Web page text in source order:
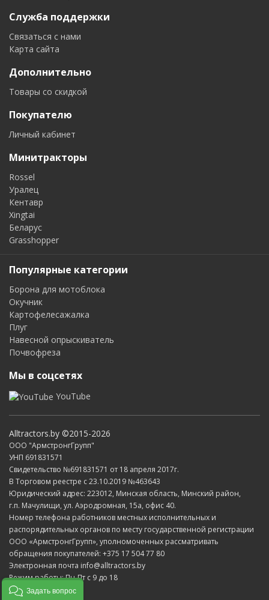
Служба поддержки
Связаться с нами
Карта сайта
Дополнительно
Товары со скидкой
Покупателю
Личный кабинет
Минитракторы
Rossel
Уралец
Кентавр
Xingtai
Беларус
Grasshopper
Популярные категории
Борона для мотоблока
Окучник
Картофелесажалка
Плуг
Навесной опрыскиватель
Почвофреза
Мы в соцсетях
YouTube
Alltractors.by ©2015-2026
ООО "АрмстронгГрупп"
УНП 691831571
Свидетельство №691831571 от 18 апреля 2017г.
В Торговом реестре с 23.10.2019 №463643
Юридический адрес: 223012, Минская область, Минский район,
г.п. Мачулищи, ул. Аэродромная, 15а, офис 40.
Номер телефона работников местных исполнительных и
распорядительных органов по месту государственной регистрации
ООО «АрмстронгГрупп», уполномоченных рассматривать
обращения покупателей: +375 17 504 77 80
Электронная почта info@alltractors.by
Режим работы: Пн-Пт с 9 до 18
Задать вопрос